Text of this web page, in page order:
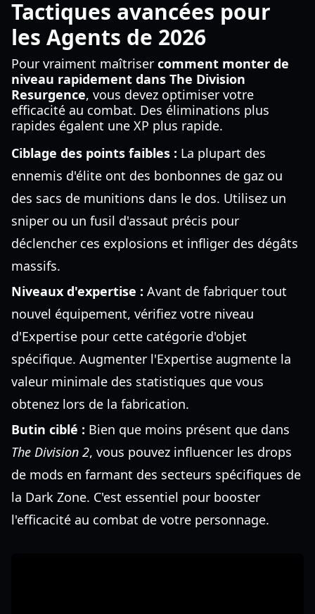
Tactiques avancées pour
les Agents de 2026
Pour vraiment maîtriser comment monter de
niveau rapidement dans The Division
Resurgence, vous devez optimiser votre
efficacité au combat. Des éliminations plus
rapides égalent une XP plus rapide.
Ciblage des points faibles : La plupart des
ennemis d'élite ont des bonbonnes de gaz ou
des sacs de munitions dans le dos. Utilisez un
sniper ou un fusil d'assaut précis pour
déclencher ces explosions et infliger des dégâts
massifs.
Niveaux d'expertise : Avant de fabriquer tout
nouvel équipement, vérifiez votre niveau
d'Expertise pour cette catégorie d'objet
spécifique. Augmenter l'Expertise augmente la
valeur minimale des statistiques que vous
obtenez lors de la fabrication.
Butin ciblé : Bien que moins présent que dans
The Division 2, vous pouvez influencer les drops
de mods en farmant des secteurs spécifiques de
la Dark Zone. C'est essentiel pour booster
l'efficacité au combat de votre personnage.